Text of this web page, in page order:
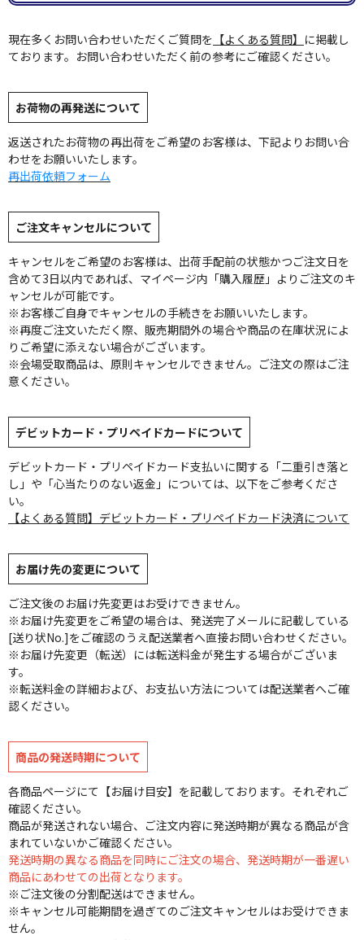
現在多くお問い合わせいただくご質問を 【よくある質問】 に掲載し
ております。お問い合わせいただく前の参考にご確認ください。
お荷物の再発送について
返送されたお荷物の再出荷をご希望のお客様は、下記よりお問い合
わせをお願いいたします。
再出荷依頼フォーム
ご注文キャンセルについて
キャンセルをご希望のお客様は、出荷手配前の状態かつご注文日を
含めて3日以内であれば、マイページ内「購入履歴」よりご注文のキ
ャンセルが可能です。
※お客様ご自身でキャンセルの手続きをお願いいたします。
※再度ご注文いただく際、販売期間外の場合や商品の在庫状況によ
りご希望に添えない場合がございます。
※会場受取商品は、原則キャンセルできません。ご注文の際はご注
意ください。
デビットカード・プリペイドカードについて
デビットカード・プリペイドカード支払いに関する「二重引き落と
し」や「心当たりのない返金」については、以下をご参考くださ
い。
【よくある質問】デビットカード・プリペイドカード決済について
お届け先の変更について
ご注文後のお届け先変更はお受けできません。
※お届け先変更をご希望の場合は、発送完了メールに記載している
[送り状No.]をご確認のうえ配送業者へ直接お問い合わせください。
※お届け先変更（転送）には転送料金が発生する場合がございま
す。
※転送料金の詳細および、お支払い方法については配送業者へご確
認ください。
商品の発送時期について
各商品ページにて【お届け目安】を記載しております。それぞれご
確認ください。
商品が発送されない場合、ご注文内容に発送時期が異なる商品が含
まれていないかご確認ください。
発送時期の異なる商品を同時にご注文の場合、発送時期が一番遅い
商品にあわせての出荷となります。
※ご注文後の分割配送はできません。
※キャンセル可能期間を過ぎてのご注文キャンセルはお受けできま
せん。